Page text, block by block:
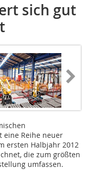
sich gut
eine Reihe neuer
ersten Halbjahr 2012
die zum größten
umfassen.